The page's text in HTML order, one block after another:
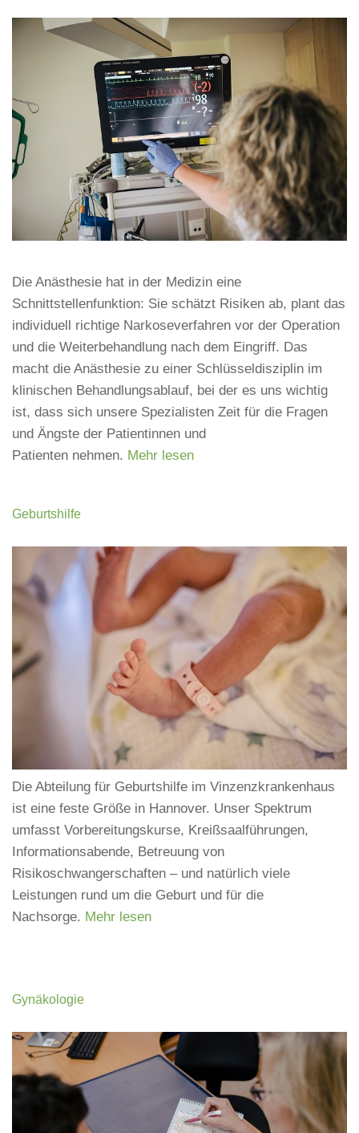
Die Anästhesie hat in der Medizin eine
Schnittstellenfunktion: Sie schätzt Risiken ab, plant das
individuell richtige Narkoseverfahren vor der Operation
und die Weiterbehandlung nach dem Eingriff. Das
macht die Anästhesie zu einer Schlüsseldisziplin im
klinischen Behandlungsablauf, bei der es uns wichtig
ist, dass sich unsere Spezialisten Zeit für die Fragen
und Ängste der Patientinnen und
Patienten nehmen. Mehr lesen
Geburtshilfe
Die Abteilung für Geburtshilfe im Vinzenzkrankenhaus
ist eine feste Größe in Hannover. Unser Spektrum
umfasst Vorbereitungskurse, Kreißsaalführungen,
Informationsabende, Betreuung von
Risikoschwangerschaften – und natürlich viele
Leistungen rund um die Geburt und für die
Nachsorge. Mehr lesen
Gynäkologie